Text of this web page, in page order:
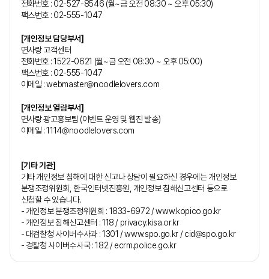
전화번호 : 02-527-8546 (월~금 오전 08:30 ~ 오후 05:30)
팩스번호 : 02-555-1047
[개인정보 담당부서]
면사랑 고객센터
전화번호 : 1522-0621 (월~금 오전 08:30 ~ 오후 05:00)
팩스번호 : 02-555-1047
이메일 :webmaster@noodlelovers.com
[개인정보 열람부서]
면사랑 광고홍보팀 (이벤트 운영 및 웹진 발송)
이메일 :1114@noodlelovers.com
[기타 기관]
기타 개인정보 침해에 대한 신고나 상담이 필요하신 경우에는 개인정보
분쟁조정위원회, 한국인터넷진흥원, 개인정보 침해신고센터 등으로
신청할 수 있습니다.
- 개인정보 분쟁조정위원회 : 1833-6972 / www.kopico.go.kr
- 개인정보 침해신고센터 : 118 / privacy.kisa.or.kr
- 대검찰청 사이버수사과 : 1301 / www.spo.go.kr /cid@spo.go.kr
- 경찰청 사이버수사국 : 182 / ecrm.police.go.kr